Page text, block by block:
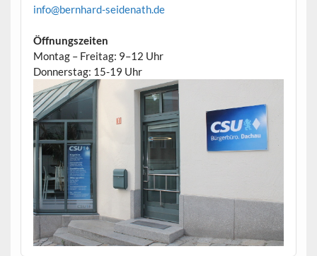
info@bernhard-seidenath.de
Öffnungszeiten
Montag – Freitag: 9–12 Uhr
Donnerstag: 15-19 Uhr